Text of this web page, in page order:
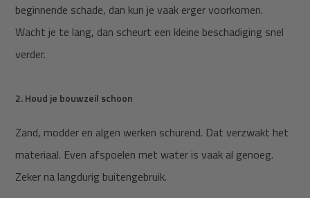
beginnende schade, dan kun je vaak erger voorkomen.
Wacht je te lang, dan scheurt een kleine beschadiging snel
verder.
2. Houd je bouwzeil schoon
Zand, modder en algen werken schurend. Dat verzwakt het
materiaal. Even afspoelen met water is vaak al genoeg.
Zeker na langdurig buitengebruik.